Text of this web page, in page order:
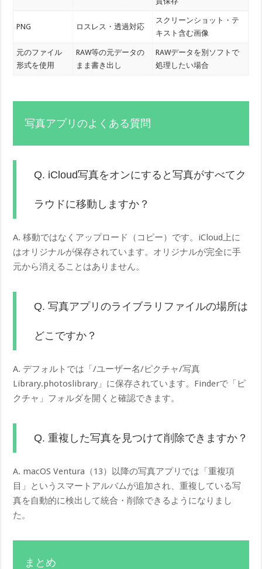
PNG ロスレス・透過対応
スクリーンショット・テ
キスト含む画像
元のファイル
形式を使用
RAW等の元データの
まま書き出し
RAWデータを別ソフトで
処理したい場合
写真アプリのよくある質問
Q. iCloud写真をオンにすると写真がすべてク
ラウドに移動しますか？
A. 移動ではなくアップロード（コピー）です。iCloud上に
はオリジナルが保存されています。オリジナルが完全に手
元から消えることはありません。
Q. 写真アプリのライブラリファイルの場所は
どこですか？
A. デフォルトでは「/ユーザー名/ピクチャ/写真
Library.photoslibrary」に保存されています。Finderで「ピ
クチャ」フォルダを開くと確認できます。
Q. 重複した写真を見つけて削除できますか？
A. macOS Ventura（13）以降の写真アプリでは「重複項
目」というスマートアルバムが追加され、重複している写
真を自動的に検出して統合・削除できるようになりまし
た。
まとめ